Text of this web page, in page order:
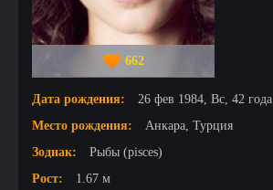
662
Дата рождения:
26 фев 1984, Вс, 42 года
Место рождения:
Анкара, Турция
Зодиак:
Рыбы (pisces)
Рост:
1.67 м